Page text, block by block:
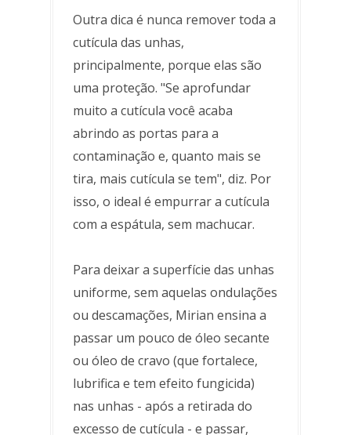
Outra dica é nunca remover toda a
cutícula das unhas,
principalmente, porque elas são
uma proteção. "Se aprofundar
muito a cutícula você acaba
abrindo as portas para a
contaminação e, quanto mais se
tira, mais cutícula se tem", diz. Por
isso, o ideal é empurrar a cutícula
com a espátula, sem machucar.
Para deixar a superfície das unhas
uniforme, sem aquelas ondulações
ou descamações, Mirian ensina a
passar um pouco de óleo secante
ou óleo de cravo (que fortalece,
lubrifica e tem efeito fungicida)
nas unhas - após a retirada do
excesso de cutícula - e passar,